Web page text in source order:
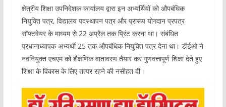
क्षेत्रीय शिक्षा उपनिदेशक कार्यालय द्वारा इन अभ्यर्थियों को औपबंधिक
नियुक्ति पत्र, विद्यालय पदस्थापन पत्र और प्रारूप योगदान प्रपत्र
सॉफ्टवेयर के माध्यम से 22 अप्रैल तक प्रिंट करना था। संबंधित
प्रधानाध्यापक अभ्यर्थी 25 तक औपबंधिक नियुक्ति पत्र देना था। डीईओ ने
नवनियुक्त एचएम को शैक्षणिक वातावरण तैयार कर गुणवत्तापूर्ण शिक्षा देते हुए
शिक्षा के विकास के लिए तत्पर रहने की नसीहत दी।